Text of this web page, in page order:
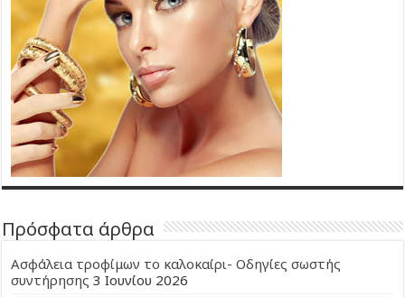
Πρόσφατα άρθρα
Ασφάλεια τροφίμων το καλοκαίρι- Οδηγίες σωστής
συντήρησης 3 Ιουνίου 2026